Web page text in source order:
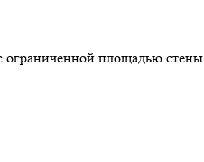
ограниченной площадью стены.